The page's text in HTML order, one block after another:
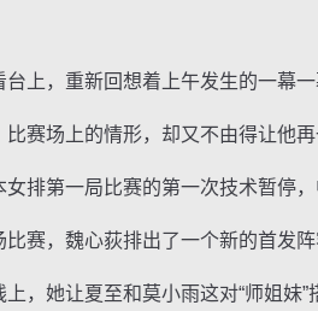
，重新回想着上午发生的一幕一
场上的情形，却又不由得让他再
第一局比赛的第一次技术暂停，
，魏心荻排出了一个新的首发阵
她让夏至和莫小雨这对“师姐妹”